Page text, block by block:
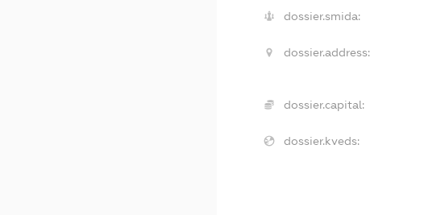
dossier.smida:
dossier.address:
dossier.capital:
dossier.kveds: